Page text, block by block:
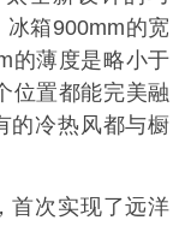
箱900mm的宽
的薄度是略小于
位置都能完美融
的冷热风都与橱
次实现了远洋